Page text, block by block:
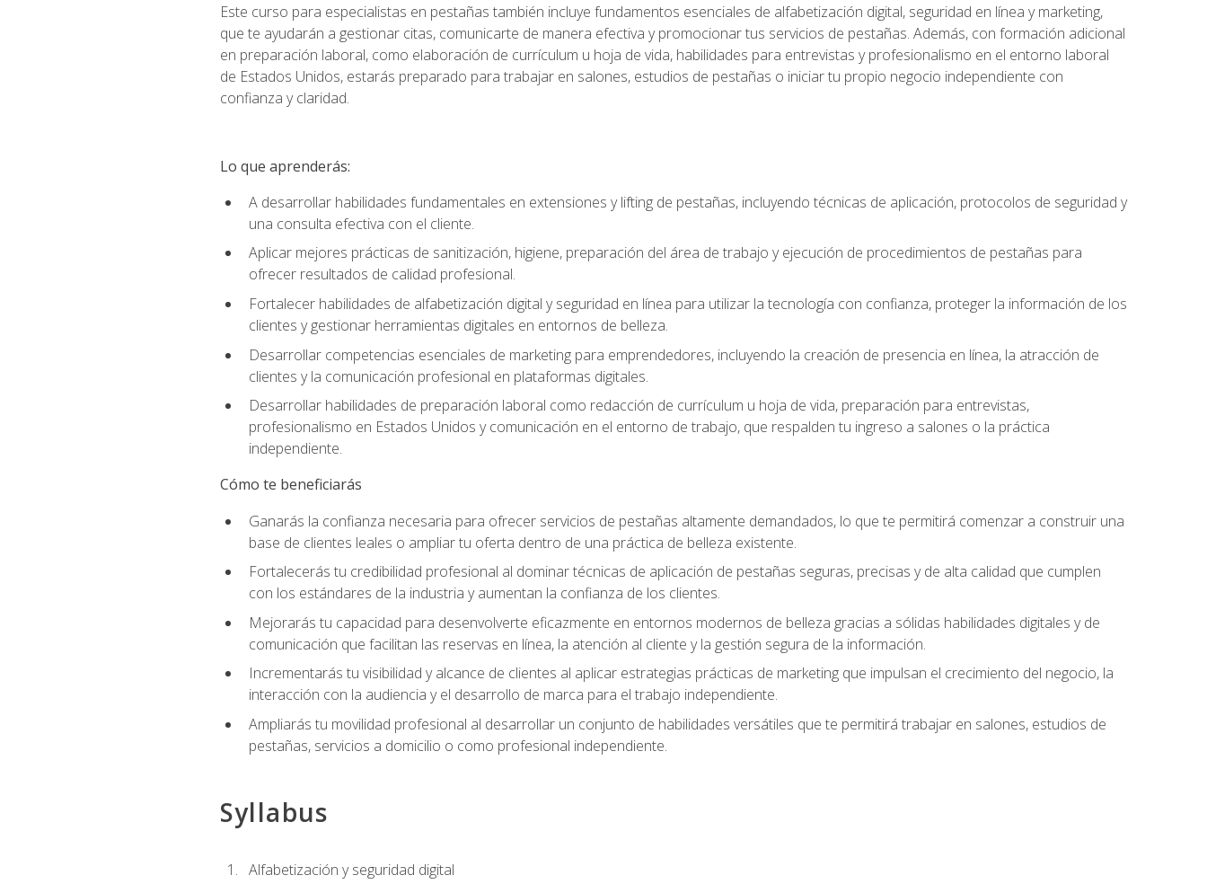
Este curso para especialistas en pestañas también incluye fundamentos esenciales de alfabetización digital, seguridad en línea y marketing,
que te ayudarán a gestionar citas, comunicarte de manera efectiva y promocionar tus servicios de pestañas. Además, con formación adicional
en preparación laboral, como elaboración de currículum u hoja de vida, habilidades para entrevistas y profesionalismo en el entorno laboral
de Estados Unidos, estarás preparado para trabajar en salones, estudios de pestañas o iniciar tu propio negocio independiente con
confianza y claridad.
Lo que aprenderás:
A desarrollar habilidades fundamentales en extensiones y lifting de pestañas, incluyendo técnicas de aplicación, protocolos de seguridad y
una consulta efectiva con el cliente.
Aplicar mejores prácticas de sanitización, higiene, preparación del área de trabajo y ejecución de procedimientos de pestañas para
ofrecer resultados de calidad profesional.
Fortalecer habilidades de alfabetización digital y seguridad en línea para utilizar la tecnología con confianza, proteger la información de los
clientes y gestionar herramientas digitales en entornos de belleza.
Desarrollar competencias esenciales de marketing para emprendedores, incluyendo la creación de presencia en línea, la atracción de
clientes y la comunicación profesional en plataformas digitales.
Desarrollar habilidades de preparación laboral como redacción de currículum u hoja de vida, preparación para entrevistas,
profesionalismo en Estados Unidos y comunicación en el entorno de trabajo, que respalden tu ingreso a salones o la práctica
independiente.
Cómo te beneficiarás
Ganarás la confianza necesaria para ofrecer servicios de pestañas altamente demandados, lo que te permitirá comenzar a construir una
base de clientes leales o ampliar tu oferta dentro de una práctica de belleza existente.
Fortalecerás tu credibilidad profesional al dominar técnicas de aplicación de pestañas seguras, precisas y de alta calidad que cumplen
con los estándares de la industria y aumentan la confianza de los clientes.
Mejorarás tu capacidad para desenvolverte eficazmente en entornos modernos de belleza gracias a sólidas habilidades digitales y de
comunicación que facilitan las reservas en línea, la atención al cliente y la gestión segura de la información.
Incrementarás tu visibilidad y alcance de clientes al aplicar estrategias prácticas de marketing que impulsan el crecimiento del negocio, la
interacción con la audiencia y el desarrollo de marca para el trabajo independiente.
Ampliarás tu movilidad profesional al desarrollar un conjunto de habilidades versátiles que te permitirá trabajar en salones, estudios de
pestañas, servicios a domicilio o como profesional independiente.
Syllabus
Alfabetización y seguridad digital